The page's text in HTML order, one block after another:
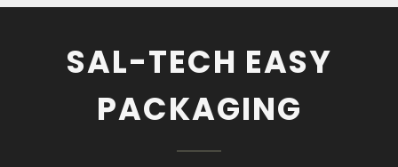
SAL-TECH EASY
PACKAGING